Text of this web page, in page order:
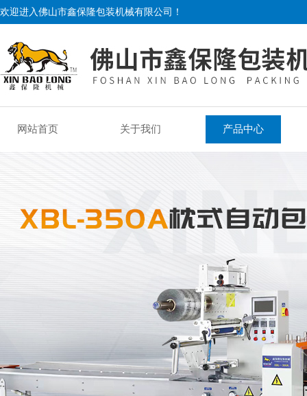
欢迎进入佛山市鑫保隆包装机械有限公司！
网站首页 关于我们 产品中心